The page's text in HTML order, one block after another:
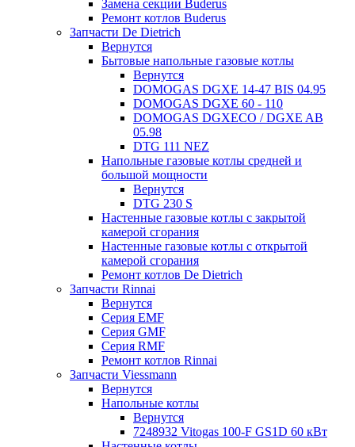
Замена секции Buderus
Ремонт котлов Buderus
Запчасти De Dietrich
Вернутся
Бытовые напольные газовые котлы
Вернутся
DOMOGAS DGXE 14-47 BIS 04.95
DOMOGAS DGXE 60 - 110
DOMOGAS DGXECO / DGXE AB
05.98
DTG 111 NEZ
Напольные газовые котлы средней и
большой мощности
Вернутся
DTG 230 S
Настенные газовые котлы с закрытой
камерой сгорания
Настенные газовые котлы с открытой
камерой сгорания
Ремонт котлов Dе Dietrich
Запчасти Rinnai
Вернутся
Серия EMF
Серия GMF
Серия RMF
Ремонт котлов Rinnai
Запчасти Viessmann
Вернутся
Напольные котлы
Вернутся
7248932 Vitogas 100-F GS1D 60 кВт